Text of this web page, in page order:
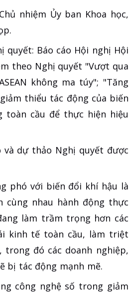
nhiệm Ủy ban Khoa học,
quyết: Báo cáo Hội nghị Hội
theo Nghị quyết "Vượt qua
không ma túy"; "Tăng
thiểu tác động của biến
cầu để thực hiện hiệu
và dự thảo Nghị quyết được
phó với biến đổi khí hậu là
cùng nhau hành động thực
làm trầm trọng hơn các
kinh tế toàn cầu, làm triệt
đó các doanh nghiệp,
bị tác động mạnh mẽ.
công nghệ số trong giảm